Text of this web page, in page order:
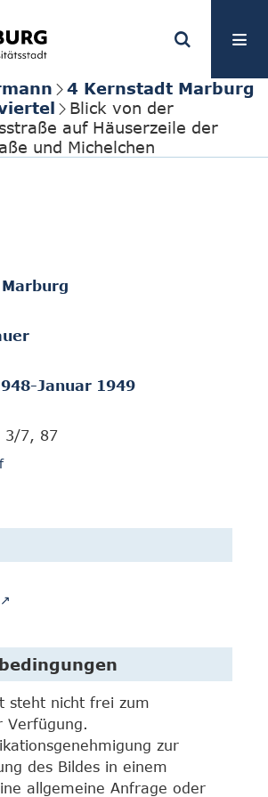
4 Kernstadt Marburg
Blick von der
auf Häuserzeile der
und Michelchen
Januar 1949
3/7, 87
steht nicht frei zum
Verfügung.
zur
des Bildes in einem
allgemeine Anfrage oder